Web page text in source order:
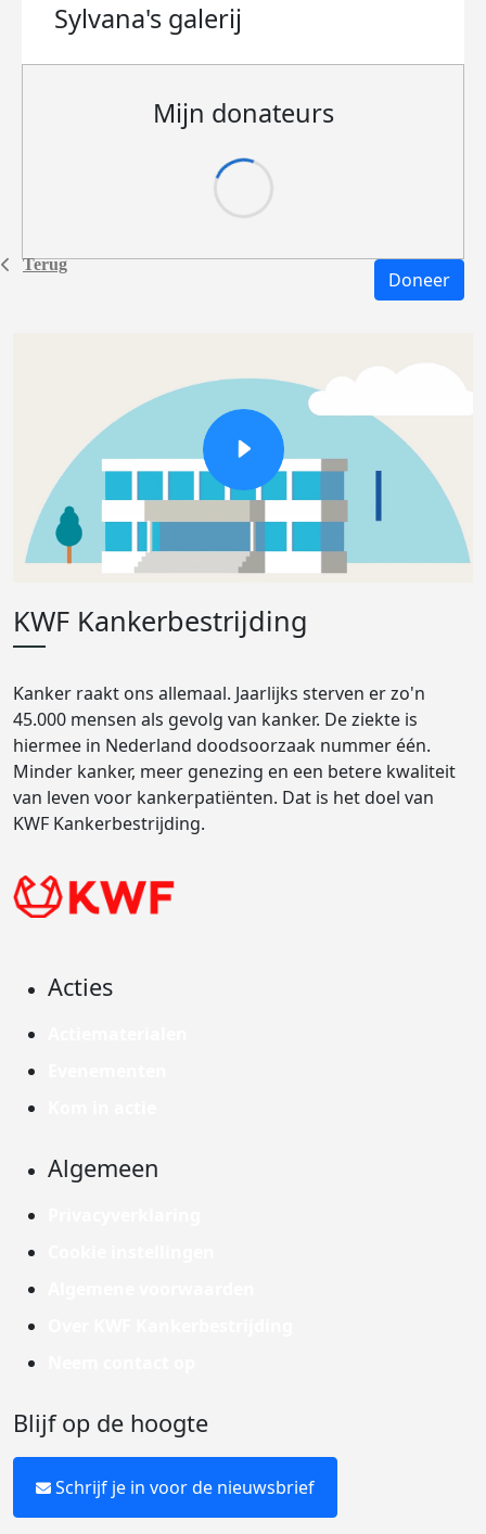
Terug
Sylvana's galerij
Mijn donateurs
Doneer
KWF Kankerbestrijding
Kanker raakt ons allemaal. Jaarlijks sterven er zo'n
45.000 mensen als gevolg van kanker. De ziekte is
hiermee in Nederland doodsoorzaak nummer één.
Minder kanker, meer genezing en een betere kwaliteit
van leven voor kankerpatiënten. Dat is het doel van
KWF Kankerbestrijding.
Acties
Algemeen
Blijf op de hoogte
Schrijf je in voor de nieuwsbrief